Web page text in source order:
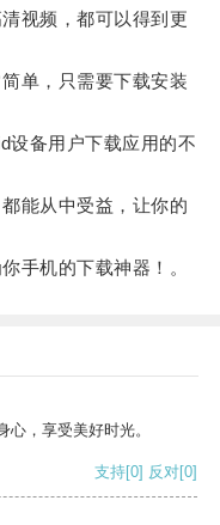
视频，都可以得到更
单，只需要下载安装
备用户下载应用的不
能从中受益，让你的
机的下载神器！。
，享受美好时光。
支持[0] 反对[0]